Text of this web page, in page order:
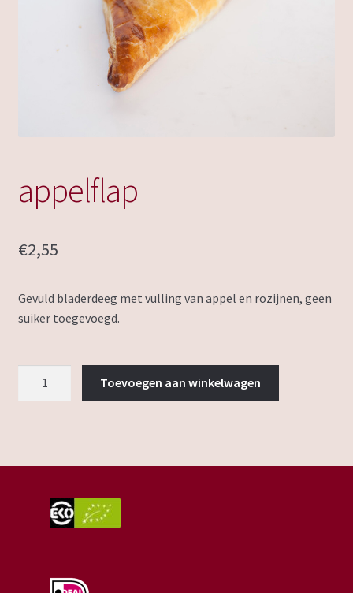
appelflap
€2,55
Gevuld bladerdeeg met vulling van appel en rozijnen, geen
suiker toegevoegd.
Toevoegen aan winkelwagen